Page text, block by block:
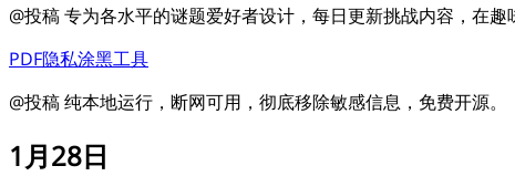
@投稿 专为各水平的谜题爱好者设计，每日更新挑战内容，在趣
PDF隐私涂黑工具
@投稿 纯本地运行，断网可用，彻底移除敏感信息，免费开源。
1月28日